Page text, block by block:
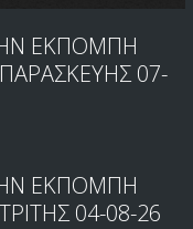
ΕΚΠΟΜΠΗ
ΠΑΡΑΣΚΕΥΗΣ 07-
ΕΚΠΟΜΠΗ
04-08-26